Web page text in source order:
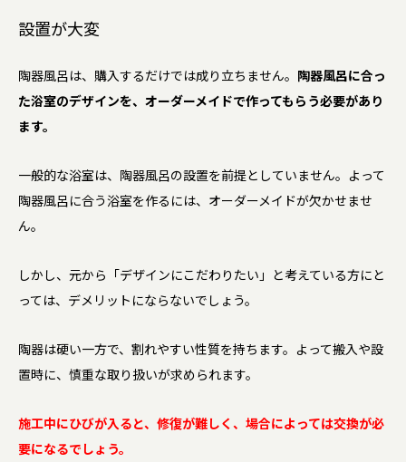
設置が大変
陶器風呂は、購入するだけでは成り立ちません。 陶器風呂に合っ
た浴室のデザインを、オーダーメイドで作ってもらう必要があり
ます。
一般的な浴室は、陶器風呂の設置を前提としていません。よって
陶器風呂に合う浴室を作るには、オーダーメイドが欠かせませ
ん。
しかし、元から「デザインにこだわりたい」と考えている方にと
っては、デメリットにならないでしょう。
陶器は硬い一方で、割れやすい性質を持ちます。よって搬入や設
置時に、慎重な取り扱いが求められます。
施工中にひびが入ると、修復が難しく、場合によっては交換が必
要になるでしょう。